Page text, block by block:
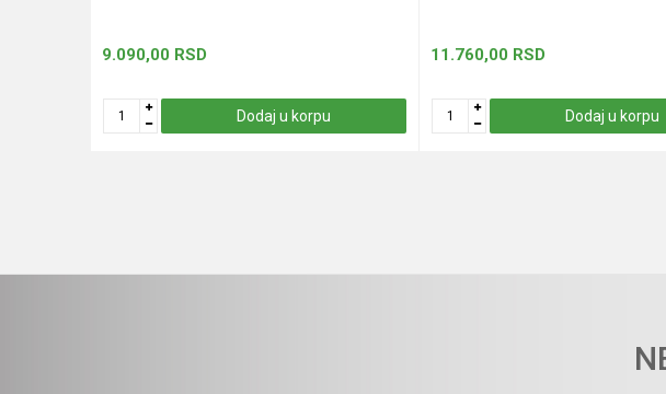
9.090,00 RSD
Dodaj u korpu
11.760,00 RSD
Dodaj u korpu